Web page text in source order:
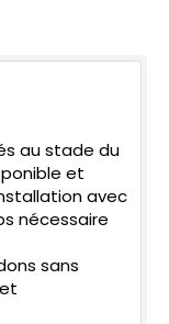
au stade du
et
avec
nécessaire
sans